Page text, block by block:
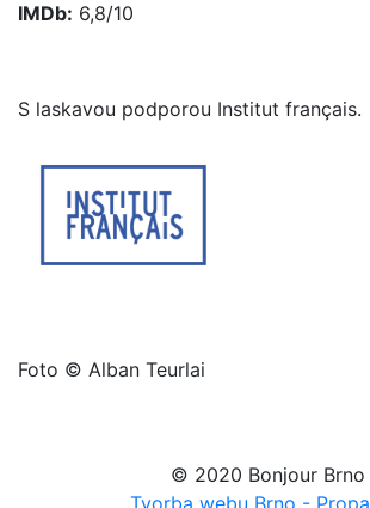
IMDb: 6,8/10
S laskavou podporou Institut français.
Foto © Alban Teurlai
© 2020 Bonjour Brno
Tvorba webu Brno -